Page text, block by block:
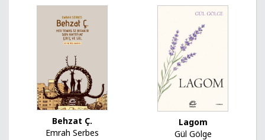
Behzat Ç.
Emrah Serbes
Lagom
Gül Gölge